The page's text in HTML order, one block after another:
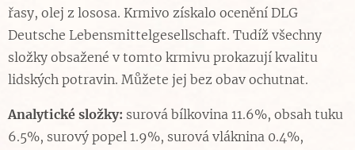
řasy, olej z lososa. Krmivo získalo ocenění DLG
Deutsche Lebensmittelgesellschaft. Tudíž všechny
složky obsažené v tomto krmivu prokazují kvalitu
lidských potravin. Můžete jej bez obav ochutnat.
Analytické složky: surová bílkovina 11.6%, obsah tuku
6.5%, surový popel 1.9%, surová vláknina 0.4%,